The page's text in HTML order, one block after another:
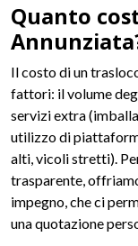
Quanto
Il costo di un
fattori: il volume
servizi extra
utilizzo di
alti, vicoli stretti).
trasparente,
impegno, che ci
una quotazione